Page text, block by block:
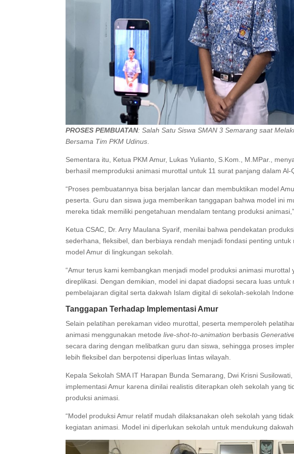
PROSES PEMBUATAN: Salah Satu Siswa SMAN 3 Semarang saat
Bersama Tim PKM Udinus
Sementara itu, Ketua PKM Amur, Lukas Yulianto, S.Kom., M.MPar.,
berhasil memproduksi animasi murottal untuk 11 surat panjang dalam Al-
“Proses pembuatannya bisa berjalan lancar dan membuktikan model
peserta. Guru dan siswa juga memberikan tanggapan bahwa model ini
mereka tidak memiliki pengetahuan mendalam tentang produksi
Ketua CSAC, Dr. Arry Maulana Syarif, menilai bahwa pendekatan
sederhana, fleksibel, dan berbiaya rendah menjadi fondasi penting
model Amur di lingkungan sekolah.
“Amur terus kami kembangkan menjadi model produksi animasi murottal
direplikasi. Dengan demikian, model ini dapat diadopsi secara luas
pembelajaran digital serta dakwah Islam digital di sekolah-sekolah
Tanggapan Terhadap Implementasi Amur
Selain pelatihan perekaman video murottal, peserta memperoleh
animasi menggunakan metodelive-shot-to-animation berbasis
secara daring dengan melibatkan guru dan siswa, sehingga proses
lebih fleksibel dan berpotensi diperluas lintas wilayah.
Kepala Sekolah SMA IT Harapan Bunda Semarang, Dwi Krisni
implementasi Amur karena dinilai realistis diterapkan oleh sekolah yang
produksi animasi.
“Model produksi Amur relatif mudah dilaksanakan oleh sekolah yang
kegiatan animasi. Model ini diperlukan sekolah untuk mendukung